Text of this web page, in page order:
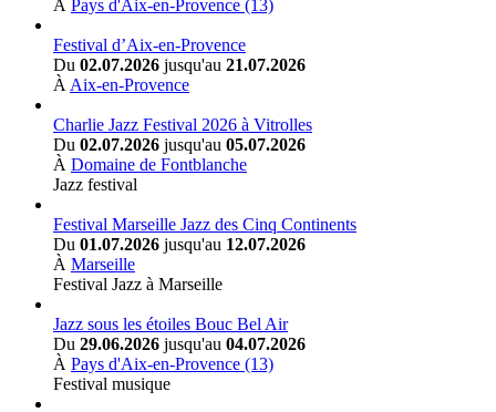
À Pays d'Aix-en-Provence (13)
Festival d’Aix-en-Provence
Du 02.07.2026 jusqu'au 21.07.2026
À Aix-en-Provence
Charlie Jazz Festival 2026 à Vitrolles
Du 02.07.2026 jusqu'au 05.07.2026
À Domaine de Fontblanche
Jazz festival
Festival Marseille Jazz des Cinq Continents
Du 01.07.2026 jusqu'au 12.07.2026
À Marseille
Festival Jazz à Marseille
Jazz sous les étoiles Bouc Bel Air
Du 29.06.2026 jusqu'au 04.07.2026
À Pays d'Aix-en-Provence (13)
Festival musique